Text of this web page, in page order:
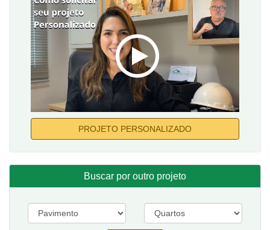
PROJETO PERSONALIZADO
Buscar por outro projeto